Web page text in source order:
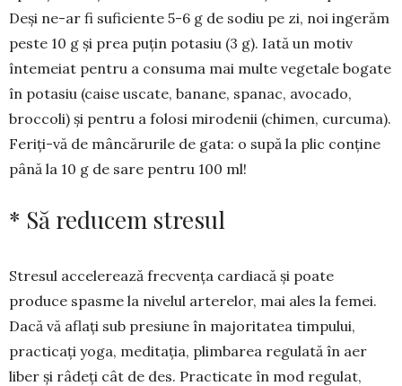
Deși ne-ar fi suficiente 5-6 g de so­diu pe zi, noi ingerăm
peste 10 g și prea puțin potasiu (3 g). Iată un motiv
întemeiat pentru a consuma mai mul­te vegetale bogate
în potasiu (caise uscate, ba­nane, spanac, avo­cado,
broccoli) și pentru a folosi mi­ro­denii (chimen, curcuma).
Feriți-vă de mâncă­rurile de gata: o supă la plic conține
până la 10 g de sare pentru 100 ml!
* Să reducem stresul
Stresul accelerează frecvența car­diacă și poate
produce spasme la nivelul arterelor, mai ales la femei.
Dacă vă aflați sub presiune în ma­joritatea tim­pului,
practicați yoga, meditația, plimbarea re­gulată în aer
liber și râdeți cât de des. Practicate în mod regulat,